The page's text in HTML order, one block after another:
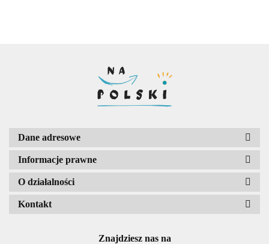
Dane adresowe
Informacje prawne
O działalności
Kontakt
Znajdziesz nas na